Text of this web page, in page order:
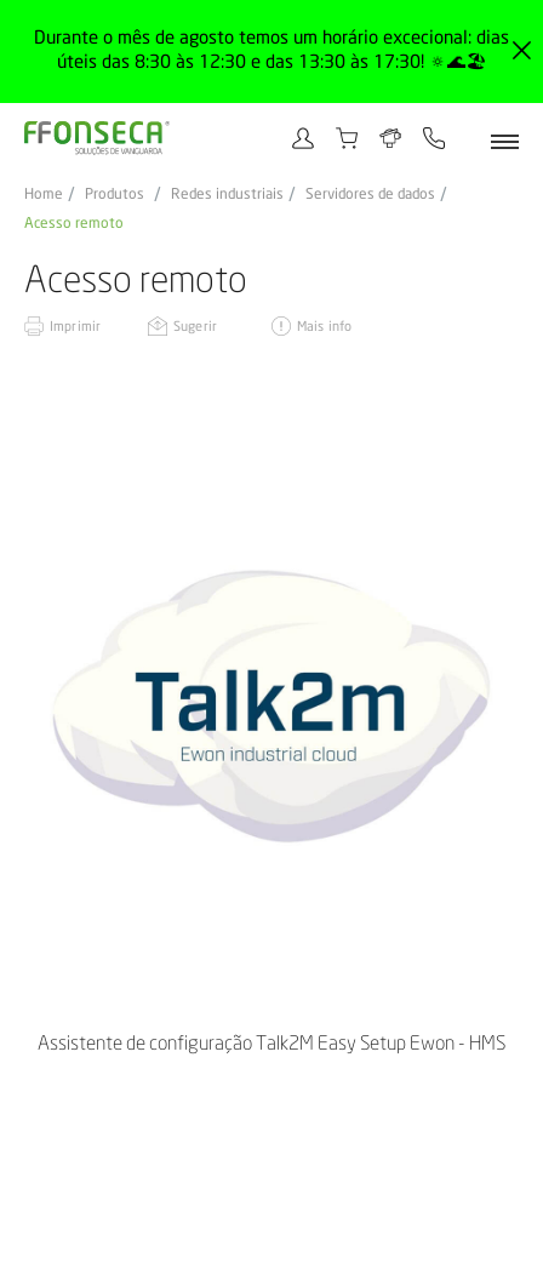
Durante o mês de agosto temos um horário excecional: dias
úteis das 8:30 às 12:30 e das 13:30 às 17:30! 🔅🌊🏖️
Home Produtos Redes industriais
Servidores de dados
Acesso remoto
Acesso remoto
Imprimir Sugerir Mais info
Assistente de configuração Talk2M Easy Setup Ewon - HMS